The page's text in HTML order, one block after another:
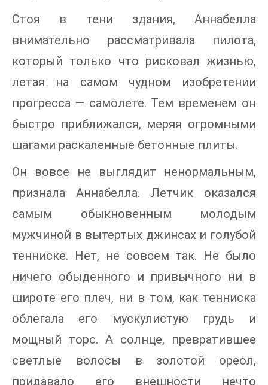
Стоя в тени здания, Аннабелла
внимательно рассматривала пилота,
который только что рисковал жизнью,
летая на самом чудном изобретении
прогресса — самолете. Тем временем он
быстро приближался, меряя огромными
шагами раскаленные бетонные плиты.
Он вовсе не выглядит ненормальным,
признала Аннабелла. Летчик оказался
самым обыкновенным молодым
мужчиной в вытертых джинсах и голубой
тенниске. Нет, не совсем так. Не было
ничего обыденного и привычного ни в
широте его плеч, ни в том, как тенниска
облегала его мускулистую грудь и
мощный торс. А солнце, превратившее
светлые волосы в золотой ореол,
придавало его внешности нечто